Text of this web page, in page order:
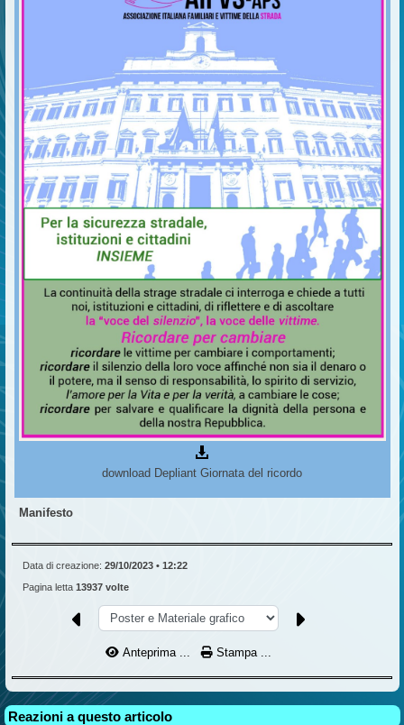
download Depliant Giornata del ricordo
Manifesto
Data di creazione: 29/10/2023 • 12:22
Pagina letta 13937 volte
Anteprima ... Stampa ...
Reazioni a questo articolo